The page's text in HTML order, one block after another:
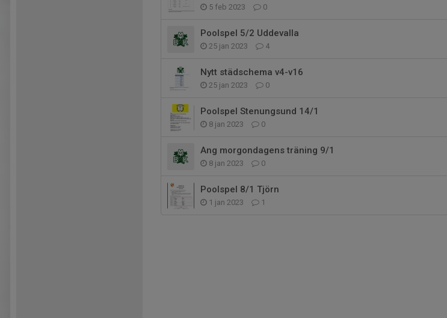
5 feb 2023 0
Poolspel 5/2 Uddevalla
25 jan 2023 4
Nytt städschema v4-v16
25 jan 2023 0
Poolspel Stenungsund 14/1
8 jan 2023 0
Ang morgondagens träning 9/1
8 jan 2023 0
Poolspel 8/1 Tjörn
1 jan 2023 1